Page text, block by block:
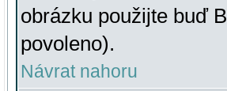
obrázku použijte buď
povoleno).
Návrat nahoru